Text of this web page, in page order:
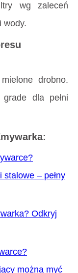
wg zaleceń
wody.
drobno.
dla pełni
– pełny
Odkryj
można myć